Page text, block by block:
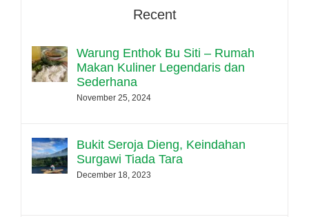
Recent
Warung Enthok Bu Siti – Rumah
Makan Kuliner Legendaris dan
Sederhana
November 25, 2024
Bukit Seroja Dieng, Keindahan
Surgawi Tiada Tara
December 18, 2023